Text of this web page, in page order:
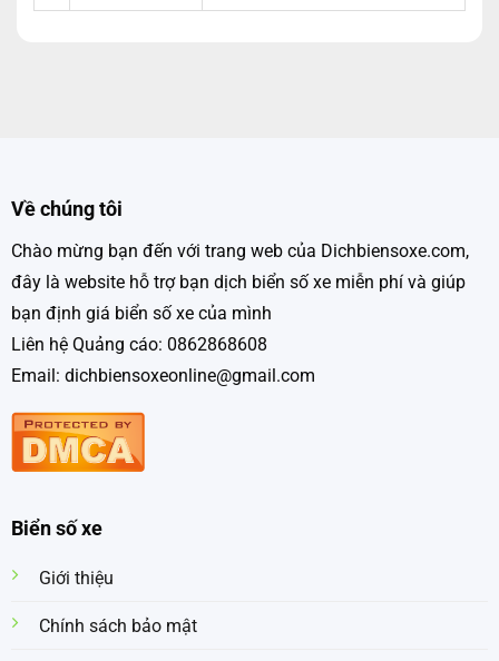
Về chúng tôi
Chào mừng bạn đến với trang web của Dichbiensoxe.com,
đây là website hỗ trợ bạn dịch biển số xe miễn phí và giúp
bạn định giá biển số xe của mình
Liên hệ Quảng cáo: 0862868608
Email: dichbiensoxeonline@gmail.com
Biển số xe
Giới thiệu
Chính sách bảo mật